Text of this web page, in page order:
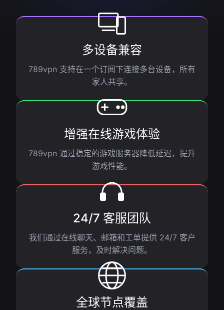
多设备兼容
789vpn 支持在一个订阅下连接多台设备，所有
家人共享。
增强在线游戏体验
789vpn 通过稳定的游戏服务器降低延迟，提升
游戏性能。
24/7 客服团队
我们通过在线聊天、邮箱和工单提供 24/7 客户
服务，及时解决问题。
全球节点覆盖